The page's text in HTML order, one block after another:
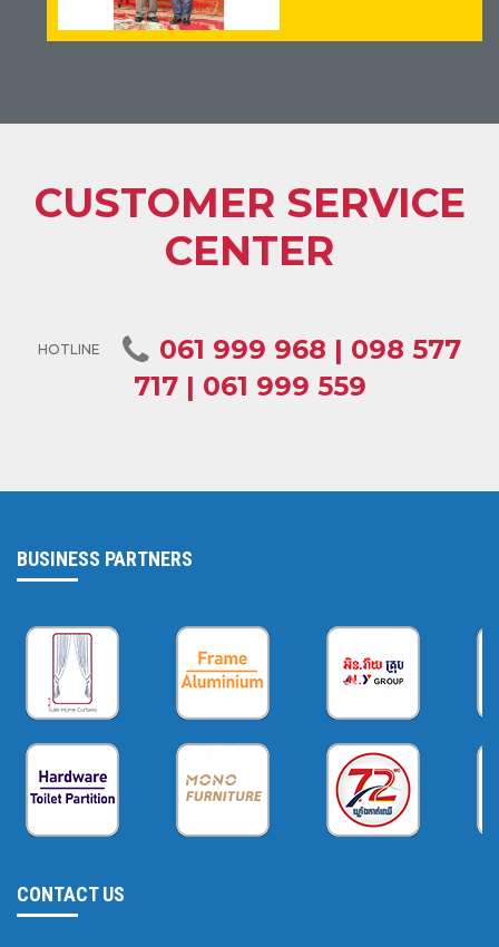
CUSTOMER SERVICE
CENTER
HOTLINE
061 999 968 | 098 577
717 | 061 999 559
BUSINESS PARTNERS
CONTACT US